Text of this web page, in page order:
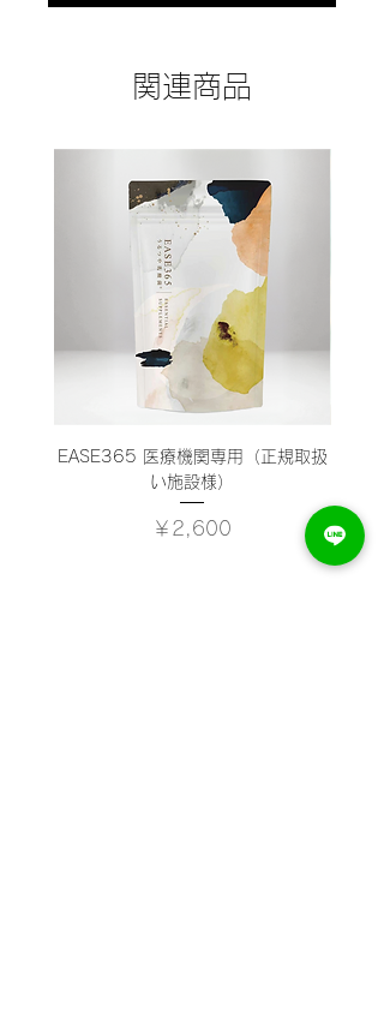
関連商品
EASE365 医療機関専用（正規取扱
い施設様）
価格
￥2,600